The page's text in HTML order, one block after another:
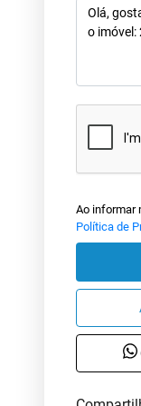
Ao informar
Política de